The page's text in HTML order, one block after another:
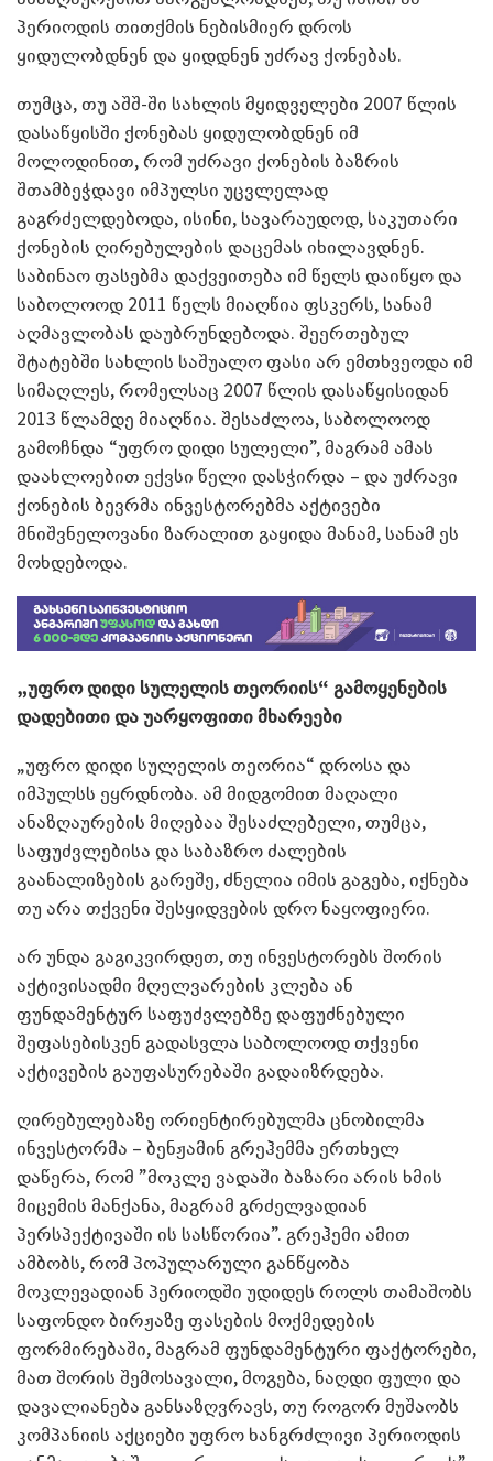
პერიოდის თითქმის ნებისმიერ დროს
ყიდულობდნენ და ყიდდნენ უძრავ ქონებას.
თუმცა, თუ აშშ-ში სახლის მყიდველები 2007 წლის
დასაწყისში ქონებას ყიდულობდნენ იმ
მოლოდინით, რომ უძრავი ქონების ბაზრის
შთამბეჭდავი იმპულსი უცვლელად
გაგრძელდებოდა, ისინი, სავარაუდოდ, საკუთარი
ქონების ღირებულების დაცემას იხილავდნენ.
საბინაო ფასებმა დაქვეითება იმ წელს დაიწყო და
საბოლოოდ 2011 წელს მიაღწია ფსკერს, სანამ
აღმავლობას დაუბრუნდებოდა. შეერთებულ
შტატებში სახლის საშუალო ფასი არ ემთხვეოდა იმ
სიმაღლეს, რომელსაც 2007 წლის დასაწყისიდან
2013 წლამდე მიაღწია. შესაძლოა, საბოლოოდ
გამოჩნდა “უფრო დიდი სულელი”, მაგრამ ამას
დაახლოებით ექვსი წელი დასჭირდა – და უძრავი
ქონების ბევრმა ინვესტორებმა აქტივები
მნიშვნელოვანი ზარალით გაყიდა მანამ, სანამ ეს
მოხდებოდა.
„უფრო დიდი სულელის თეორიის“ გამოყენების
დადებითი და უარყოფითი მხარეები
„უფრო დიდი სულელის თეორია“ დროსა და
იმპულსს ეყრდნობა. ამ მიდგომით მაღალი
ანაზღაურების მიღებაა შესაძლებელი, თუმცა,
საფუძვლებისა და საბაზრო ძალების
გაანალიზების გარეშე, ძნელია იმის გაგება, იქნება
თუ არა თქვენი შესყიდვების დრო ნაყოფიერი.
არ უნდა გაგიკვირდეთ, თუ ინვესტორებს შორის
აქტივისადმი მღელვარების კლება ან
ფუნდამენტურ საფუძვლებზე დაფუძნებული
შეფასებისკენ გადასვლა საბოლოოდ თქვენი
აქტივების გაუფასურებაში გადაიზრდება.
ღირებულებაზე ორიენტირებულმა ცნობილმა
ინვესტორმა – ბენჟამინ გრეჰემმა ერთხელ
დაწერა, რომ ”მოკლე ვადაში ბაზარი არის ხმის
მიცემის მანქანა, მაგრამ გრძელვადიან
პერსპექტივაში ის სასწორია”. გრეჰემი ამით
ამბობს, რომ პოპულარული განწყობა
მოკლევადიან პერიოდში უდიდეს როლს თამაშობს
საფონდო ბირჟაზე ფასების მოქმედების
ფორმირებაში, მაგრამ ფუნდამენტური ფაქტორები,
მათ შორის შემოსავალი, მოგება, ნაღდი ფული და
დავალიანება განსაზღვრავს, თუ როგორ მუშაობს
კომპანიის აქციები უფრო ხანგრძლივი პერიოდის